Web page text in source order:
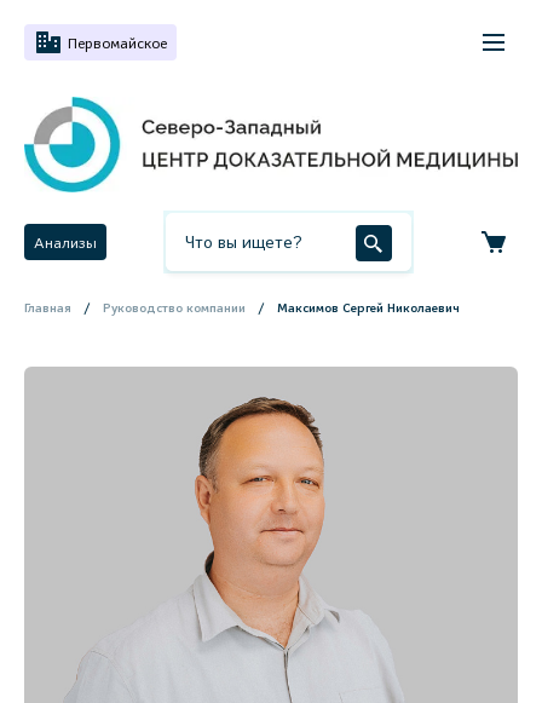
Первомайское
Анализы
Главная Руководство компании Максимов Сергей Николаевич